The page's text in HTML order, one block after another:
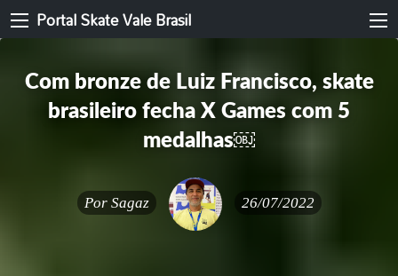
Portal Skate Vale Brasil
Com bronze de Luiz Francisco, skate
brasileiro fecha X Games com 5
medalhas￼
Por Sagaz 26/07/2022